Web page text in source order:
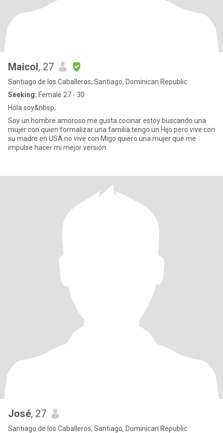
Maicol, 27
Santiago de los Caballeros, Santiago, Dominican Republic
Seeking: Female 27 - 30
Hola soy&nbsp;
Soy un hombre amoroso me gusta cocinar estoy buscando una
mujer con quien formalizar una familia tengo un Hijo pero vive con
su madre en USA no vive con Migo quiero una.mujer que me
impulse hacer mi mejor versión
José, 27
Santiago de los Caballeros, Santiago, Dominican Republic